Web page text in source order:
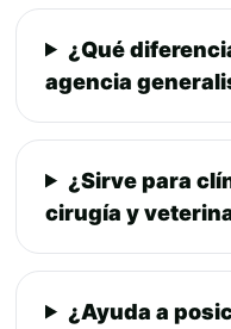
¿Qué
agencia
¿Sirve para
cirugía y
¿Ayuda a